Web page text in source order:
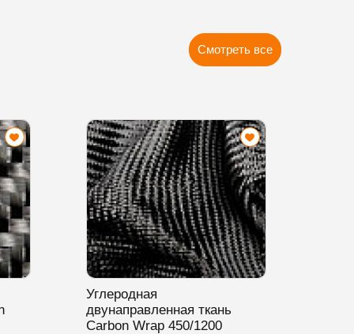
Смотреть все
Углеродная
двунаправленная ткань
Carbon Wrap 450/1200